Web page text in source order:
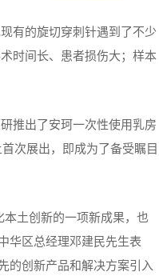
有的旋切穿刺针遇到了不少
时间长、患者损伤大；样本
推出了安珂一次性使用乳房
次展出，即成为了备受瞩目
土创新的一项新成果，也
华区总经理邓建民先生表
的创新产品和解决方案引入